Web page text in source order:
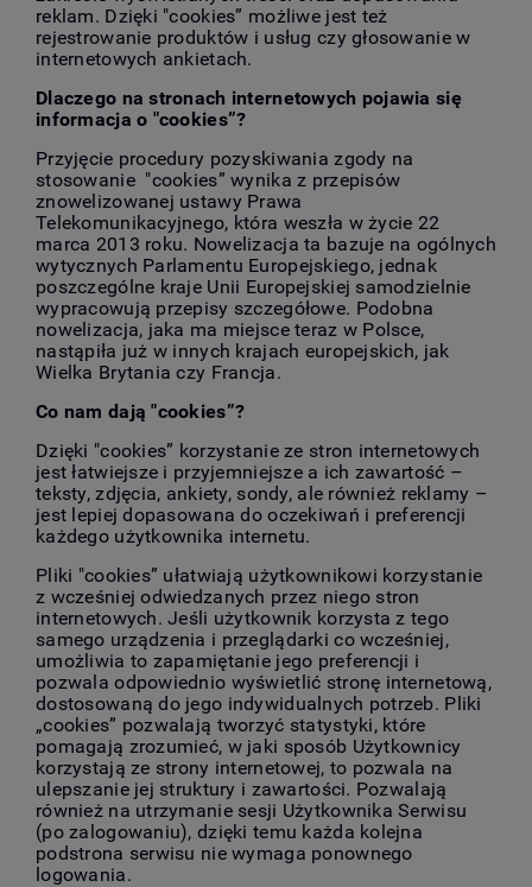
reklam. Dzięki "cookies” możliwe jest też
rejestrowanie produktów i usług czy głosowanie w
internetowych ankietach.
Dlaczego na stronach internetowych pojawia się
informacja o "cookies”?
Przyjęcie procedury pozyskiwania zgody na
stosowanie "cookies” wynika z przepisów
znowelizowanej ustawy Prawa
Telekomunikacyjnego, która weszła w życie 22
marca 2013 roku. Nowelizacja ta bazuje na ogólnych
wytycznych Parlamentu Europejskiego, jednak
poszczególne kraje Unii Europejskiej samodzielnie
wypracowują przepisy szczegółowe. Podobna
nowelizacja, jaka ma miejsce teraz w Polsce,
nastąpiła już w innych krajach europejskich, jak
Wielka Brytania czy Francja.
Co nam dają "cookies”?
Dzięki "cookies” korzystanie ze stron internetowych
jest łatwiejsze i przyjemniejsze a ich zawartość –
teksty, zdjęcia, ankiety, sondy, ale również reklamy –
jest lepiej dopasowana do oczekiwań i preferencji
każdego użytkownika internetu.
Pliki "cookies” ułatwiają użytkownikowi korzystanie
z wcześniej odwiedzanych przez niego stron
internetowych. Jeśli użytkownik korzysta z tego
samego urządzenia i przeglądarki co wcześniej,
umożliwia to zapamiętanie jego preferencji i
pozwala odpowiednio wyświetlić stronę internetową,
dostosowaną do jego indywidualnych potrzeb. Pliki
„cookies” pozwalają tworzyć statystyki, które
pomagają zrozumieć, w jaki sposób Użytkownicy
korzystają ze strony internetowej, to pozwala na
ulepszanie jej struktury i zawartości. Pozwalają
również na utrzymanie sesji Użytkownika Serwisu
(po zalogowaniu), dzięki temu każda kolejna
podstrona serwisu nie wymaga ponownego
logowania.